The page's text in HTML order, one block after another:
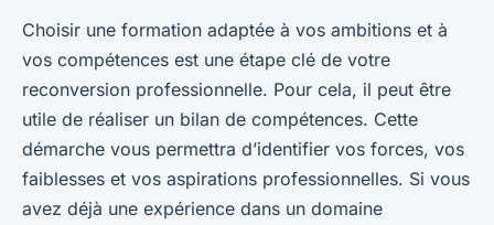
Choisir une formation adaptée à vos ambitions et à
vos compétences est une étape clé de votre
reconversion professionnelle. Pour cela, il peut être
utile de réaliser un bilan de compétences. Cette
démarche vous permettra d’identifier vos forces, vos
faiblesses et vos aspirations professionnelles. Si vous
avez déjà une expérience dans un domaine